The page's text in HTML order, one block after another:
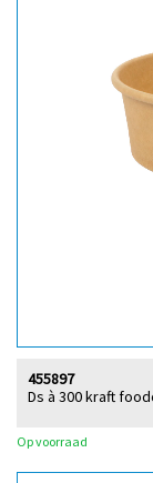
Ds à 300 kraft
455897
Op voorraad